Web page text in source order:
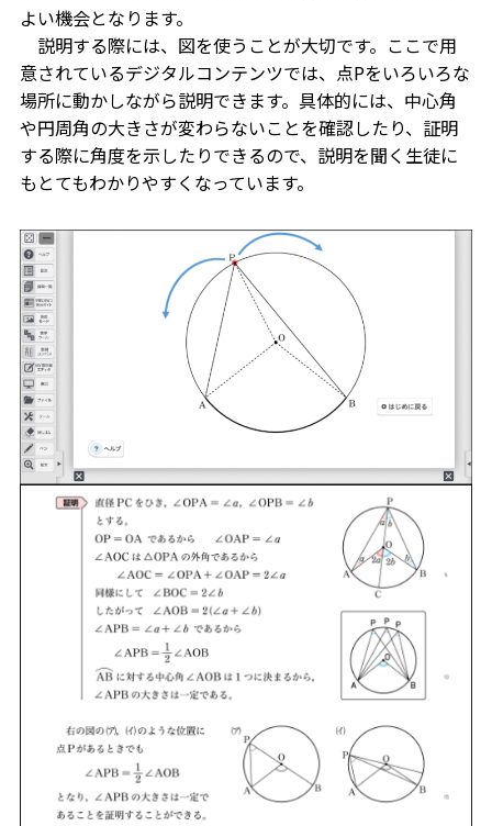
よい機会となります。
説明する際には、図を使うことが大切です。ここで用
意されているデジタルコンテンツでは、点Pをいろいろな
場所に動かしながら説明できます。具体的には、中心角
や円周角の大きさが変わらないことを確認したり、証明
する際に角度を示したりできるので、説明を聞く生徒に
もとてもわかりやすくなっています。